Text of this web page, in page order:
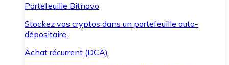
Portefeuille Bitnovo
Stockez vos cryptos dans un portefeuille auto-
dépositaire.
Achat récurrent (DCA)